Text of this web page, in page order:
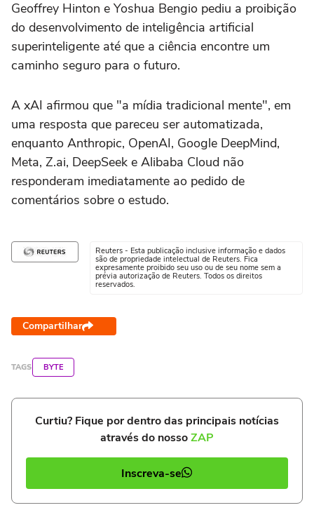
Geoffrey Hinton e Yoshua Bengio pediu a proibição
do desenvolvimento de inteligência artificial
superinteligente até que a ciência encontre um
caminho seguro para o futuro.
A xAI afirmou que "a mídia tradicional mente", em
uma resposta que pareceu ser automatizada,
enquanto Anthropic, OpenAI, Google DeepMind,
Meta, Z.ai, DeepSeek e Alibaba Cloud não
responderam imediatamente ao pedido de
comentários sobre o estudo.
Reuters - Esta publicação inclusive informação e dados
são de propriedade intelectual de Reuters. Fica
expresamente proibido seu uso ou de seu nome sem a
prévia autorização de Reuters. Todos os direitos
reservados.
Compartilhar
TAGS BYTE
Curtiu? Fique por dentro das principais notícias
através do nossoZAP
Inscreva-se